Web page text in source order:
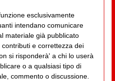
esclusivamente
intendano comunicare
materiale già pubblicato
e correttezza dei
si risponderà' a chi lo userà
o a qualsiasi tipo di
commento o discussione.